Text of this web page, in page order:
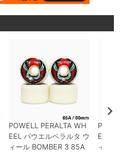
POWELL PERALTA WH
EEL パウエルペラルタ ウ
ィール BOMBER 3 85A
EEL
ィール